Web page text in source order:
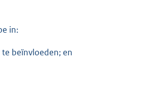
in:
beïnvloeden; en